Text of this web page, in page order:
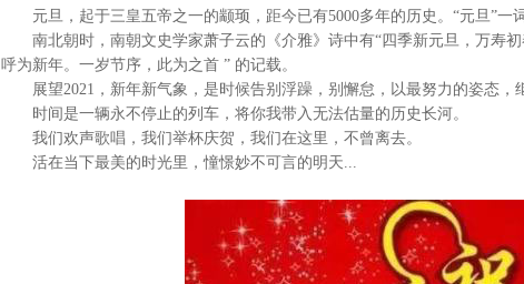
元旦，起于三皇五帝之一的颛顼，距今已有5000多年的历史。“元旦”一
南北朝时，南朝文史学家萧子云的《介雅》诗中有“四季新元旦，万寿初
呼为新年。一岁节序，此为之首 ” 的记载。
展望2021，新年新气象，是时候告别浮躁，别懈怠，以最努力的姿态，
时间是一辆永不停止的列车，将你我带入无法估量的历史长河。
我们欢声歌唱，我们举杯庆贺，我们在这里，不曾离去。
活在当下最美的时光里，憧憬妙不可言的明天...